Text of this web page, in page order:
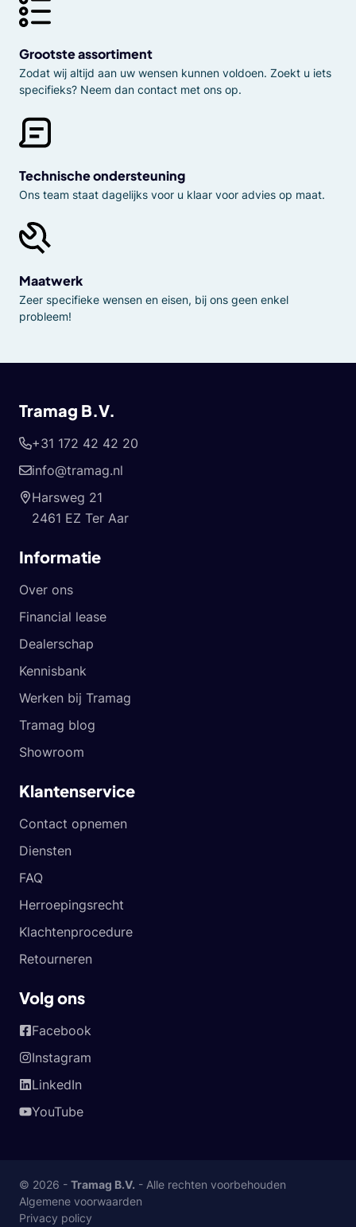
Grootste assortiment
Zodat wij altijd aan uw wensen kunnen voldoen. Zoekt u iets
specifieks? Neem dan contact met ons op.
Technische ondersteuning
Ons team staat dagelijks voor u klaar voor advies op maat.
Maatwerk
Zeer specifieke wensen en eisen, bij ons geen enkel
probleem!
Tramag B.V.
+31 172 42 42 20
info@tramag.nl
Harsweg 21
2461 EZ Ter Aar
Informatie
Over ons
Financial lease
Dealerschap
Kennisbank
Werken bij Tramag
Tramag blog
Showroom
Klantenservice
Contact opnemen
Diensten
FAQ
Herroepingsrecht
Klachtenprocedure
Retourneren
Volg ons
Facebook
Instagram
LinkedIn
YouTube
© 2026 - Tramag B.V. - Alle rechten voorbehouden
Algemene voorwaarden
Privacy policy